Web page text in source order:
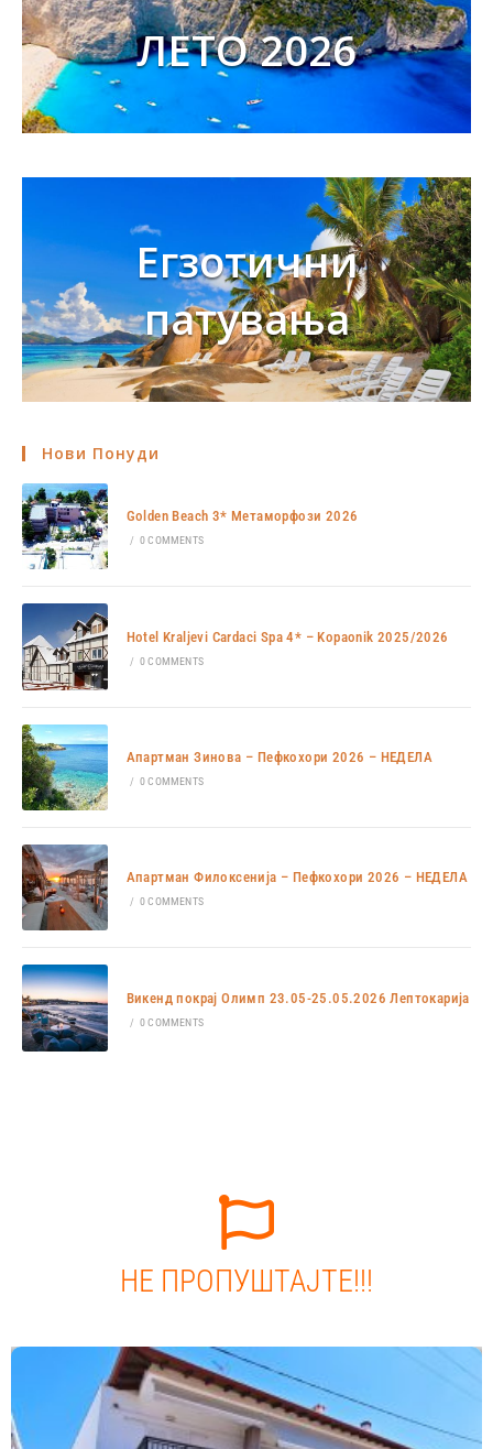
ЛЕТО 2026
Егзотични
патувања
Нови Понуди
Golden Beach 3* Метаморфози 2026
/ 0 COMMENTS
Hotel Kraljevi Cardaci Spa 4* – Kopaonik 2025/2026
/ 0 COMMENTS
Апартман Зинова – Пефкохори 2026 – НЕДЕЛА
/ 0 COMMENTS
Апартман Филоксенија – Пефкохори 2026 – НЕДЕЛА
/ 0 COMMENTS
Викенд покрај Олимп 23.05-25.05.2026 Лептокарија
/ 0 COMMENTS
НЕ ПРОПУШТАЈТЕ!!!